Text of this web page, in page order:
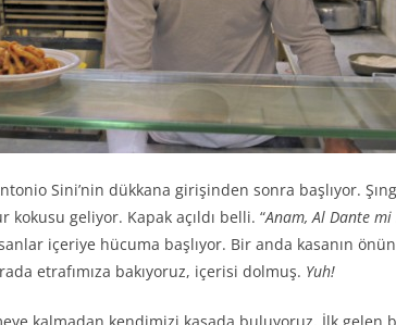
Sini’nin dükkana girişinden sonra başlıyor.
kokusu geliyor. Kapak açıldı belli. “Anam, Al Dante mi
içeriye hücuma başlıyor. Bir anda kasanın
etrafımıza bakıyoruz, içerisi dolmuş. Yuh!